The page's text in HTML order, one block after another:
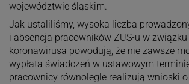
województwie śląskim.
Jak ustaliliśmy, wysoka liczba
i absencja pracowników ZUS-u w
koronawirusa powodują, że nie zawsze
wypłata świadczeń w ustawowym
pracownicy równolegle realizują wnioski o